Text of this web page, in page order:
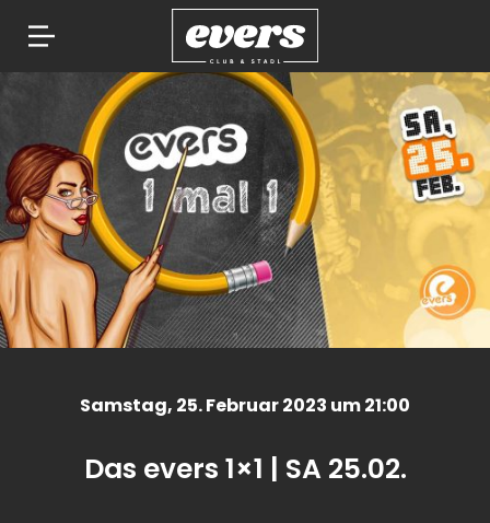
Samstag, 25. Februar 2023 um 21:00
Das evers 1×1 | SA 25.02.